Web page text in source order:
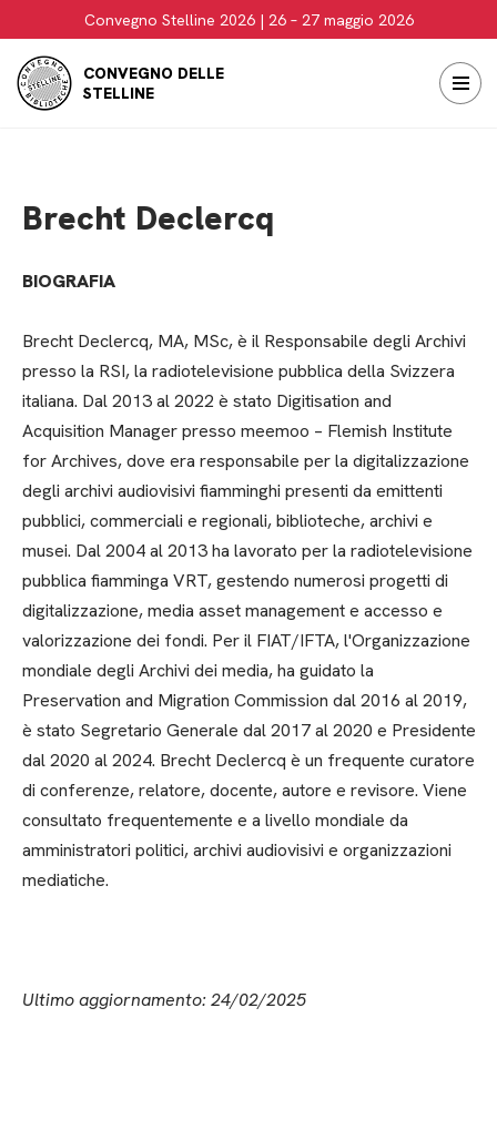
Vai
al
Convegno Stelline 2026 | 26 – 27 maggio 2026
CONVEGNO DELLE
STELLINE
Brecht Declercq
BIOGRAFIA
Brecht Declercq, MA, MSc, è il Responsabile degli Archivi
presso la RSI, la radiotelevisione pubblica della Svizzera
italiana. Dal 2013 al 2022 è stato Digitisation and
Acquisition Manager presso meemoo – Flemish Institute
for Archives, dove era responsabile per la digitalizzazione
degli archivi audiovisivi fiamminghi presenti da emittenti
pubblici, commerciali e regionali, biblioteche, archivi e
musei. Dal 2004 al 2013 ha lavorato per la radiotelevisione
pubblica fiamminga VRT, gestendo numerosi progetti di
digitalizzazione, media asset management e accesso e
valorizzazione dei fondi. Per il FIAT/IFTA, l'Organizzazione
mondiale degli Archivi dei media, ha guidato la
Preservation and Migration Commission dal 2016 al 2019,
è stato Segretario Generale dal 2017 al 2020 e Presidente
dal 2020 al 2024. Brecht Declercq è un frequente curatore
di conferenze, relatore, docente, autore e revisore. Viene
consultato frequentemente e a livello mondiale da
amministratori politici, archivi audiovisivi e organizzazioni
mediatiche.
Ultimo aggiornamento: 24/02/2025